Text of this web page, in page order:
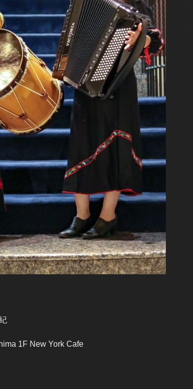
1F New York Cafe